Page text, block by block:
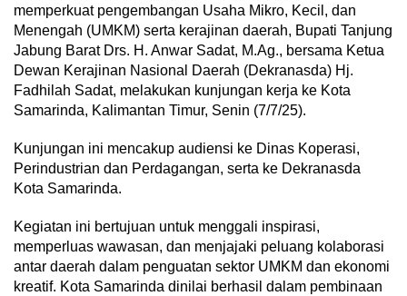
memperkuat pengembangan Usaha Mikro, Kecil, dan
Menengah (UMKM) serta kerajinan daerah, Bupati Tanjung
Jabung Barat Drs. H. Anwar Sadat, M.Ag., bersama Ketua
Dewan Kerajinan Nasional Daerah (Dekranasda) Hj.
Fadhilah Sadat, melakukan kunjungan kerja ke Kota
Samarinda, Kalimantan Timur, Senin (7/7/25).
Kunjungan ini mencakup audiensi ke Dinas Koperasi,
Perindustrian dan Perdagangan, serta ke Dekranasda
Kota Samarinda.
Kegiatan ini bertujuan untuk menggali inspirasi,
memperluas wawasan, dan menjajaki peluang kolaborasi
antar daerah dalam penguatan sektor UMKM dan ekonomi
kreatif. Kota Samarinda dinilai berhasil dalam pembinaan